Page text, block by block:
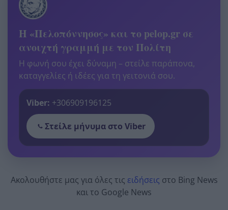
Η «Πελοπόννησος» και το pelop.gr σε
ανοιχτή γραμμή με τον Πολίτη
Η φωνή σου έχει δύναμη – στείλε παράπονα,
καταγγελίες ή ιδέες για τη γειτονιά σου.
Viber: +306909196125
Στείλε μήνυμα στο Viber
Ακολουθήστε μας για όλες τις ειδήσεις στο Bing News
και το Google News